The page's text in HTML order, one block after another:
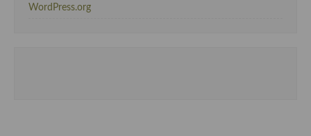
WordPress.org